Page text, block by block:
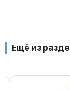
Ещё из